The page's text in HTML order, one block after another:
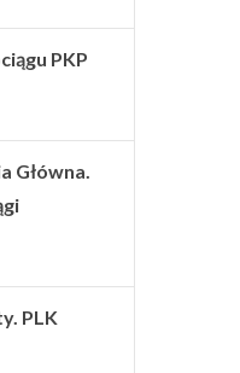
PKP
Główna.
PLK